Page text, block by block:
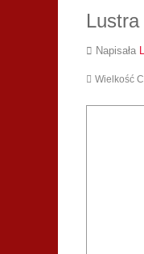
Napisała
Wielkość